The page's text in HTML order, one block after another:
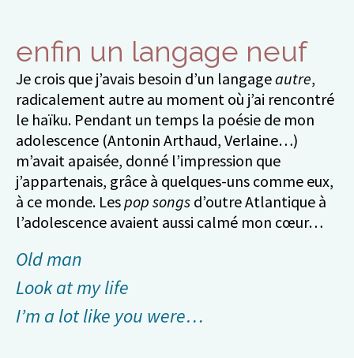
enfin un langage neuf
Je crois que j’avais besoin d’un langageautre,
radicalement autre au moment où j’ai rencontré
le haïku. Pendant un temps la poésie de mon
adolescence (Antonin Arthaud, Verlaine…)
m’avait apaisée, donné l’impression que
j’appartenais, grâce à quelques-uns comme eux,
à ce monde. Lespop songs d’outre Atlantique à
l’adolescence avaient aussi calmé mon cœur…
Old man
Look at my life
I’m a lot like you were…